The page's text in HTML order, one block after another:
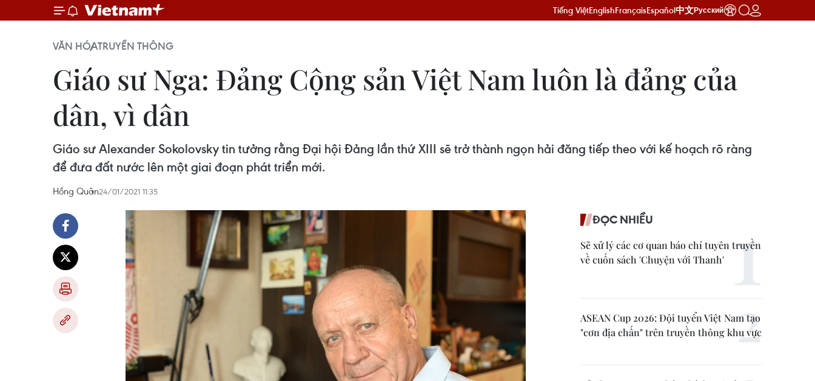
Tiếng ViệtEnglishFrançaisEspañol中文Русский
VĂN HÓATRUYỀN THÔNG
Giáo sư Nga: Đảng Cộng sản Việt Nam luôn là đảng của
dân, vì dân
Giáo sư Alexander Sokolovsky tin tưởng rằng Đại hội Đảng lần thứ XIII sẽ trở thành ngọn hải đăng tiếp theo với kế hoạch rõ ràng
để đưa đất nước lên một giai đoạn phát triển mới.
Hồng Quân24/01/2021 11:35
ĐỌC NHIỀU
Sẽ xử lý các cơ quan báo chí tuyên truyền
về cuốn sách 'Chuyện với Thanh'
ASEAN Cup 2026: Đội tuyển Việt Nam tạo
"cơn địa chấn" trên truyền thông khu vực